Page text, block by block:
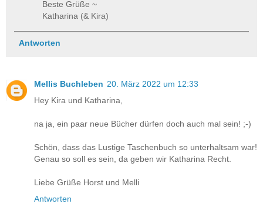
Beste Grüße ~
Katharina (& Kira)
Antworten
Mellis Buchleben 20. März 2022 um 12:33
Hey Kira und Katharina,
na ja, ein paar neue Bücher dürfen doch auch mal sein! ;-)
Schön, dass das Lustige Taschenbuch so unterhaltsam war!
Genau so soll es sein, da geben wir Katharina Recht.
Liebe Grüße Horst und Melli
Antworten